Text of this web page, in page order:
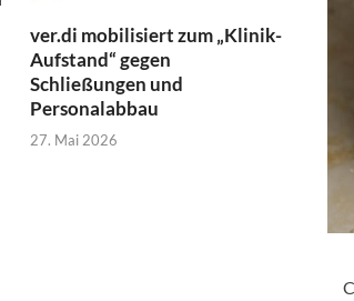
ver.di mobilisiert zum „Klinik-
Aufstand“ gegen
Schließungen und
Personalabbau
27. Mai 2026